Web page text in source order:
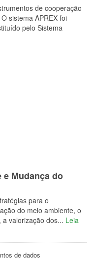
de cooperação
sistema APREX foi
pelo Sistema
Mudança do
para o
do meio ambiente, o
valorização dos... Leia
de dados